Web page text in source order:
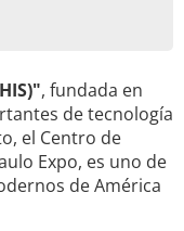
, fundada en
de tecnología
el Centro de
Expo, es uno de
de América